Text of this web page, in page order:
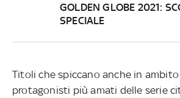
GOLDEN GLOBE 2021:
SPECIALE
Titoli che spiccano anche in
protagonisti più amati delle serie